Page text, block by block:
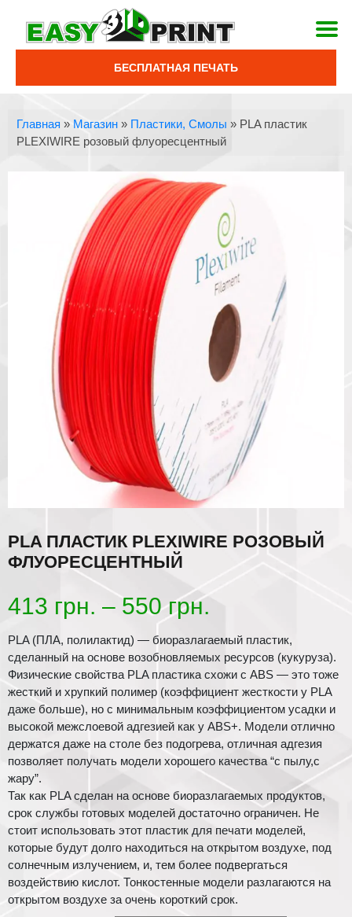
БЕСПЛАТНАЯ ПЕЧАТЬ
Главная » Магазин » Пластики, Смолы » PLA пластик
PLEXIWIRE розовый флуоресцентный
PLA ПЛАСТИК PLEXIWIRE РОЗОВЫЙ
ФЛУОРЕСЦЕНТНЫЙ
413 грн. – 550грн.
цен:
413 грн.
–
550 грн.
PLA (ПЛА, полилактид) — биоразлагаемый пластик,
сделанный на основе возобновляемых ресурсов (кукуруза).
Физические свойства PLA пластика схожи с ABS — это тоже
жесткий и хрупкий полимер (коэффициент жесткости у PLA
даже больше), но с минимальным коэффициентом усадки и
высокой межслоевой адгезией как у ABS+. Модели отлично
держатся даже на столе без подогрева, отличная адгезия
позволяет получать модели хорошего качества “с пылу,с
жару”.
Так как PLA сделан на основе биоразлагаемых продуктов,
срок службы готовых моделей достаточно ограничен. Не
стоит использовать этот пластик для печати моделей,
которые будут долго находиться на открытом воздухе, под
солнечным излучением, и, тем более подвергаться
воздействию кислот. Тонкостенные модели разлагаются на
открытом воздухе за очень короткий срок.